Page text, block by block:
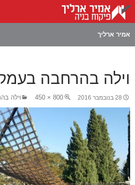
אמיר ארליך
וילה בהרחבה
28 בנובמבר 2016 800 × 450 וילה